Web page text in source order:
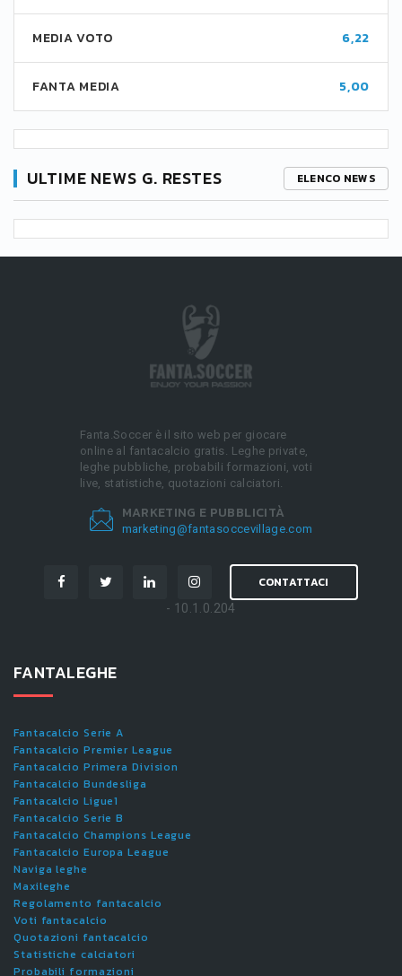
MEDIA VOTO 6,22
FANTA MEDIA 5,00
ULTIME NEWS G. RESTES ELENCO NEWS
Fanta.Soccer è il sito web per giocare
online al fantacalcio gratis. Leghe private,
leghe pubbliche, probabili formazioni, voti
live, statistiche, quotazioni calciatori.
MARKETING E PUBBLICITÀ
marketing@fantasoccevillage.com
CONTATTACI
- 10.1.0.204
FANTALEGHE
Fantacalcio Serie A
Fantacalcio Premier League
Fantacalcio Primera Division
Fantacalcio Bundesliga
Fantacalcio Ligue1
Fantacalcio Serie B
Fantacalcio Champions League
Fantacalcio Europa League
Naviga leghe
Maxileghe
Regolamento fantacalcio
Voti fantacalcio
Quotazioni fantacalcio
Statistiche calciatori
Probabili formazioni